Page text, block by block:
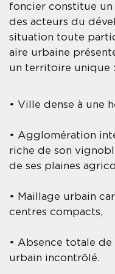
foncier constitue un
des acteurs du
situation toute
aire urbaine
un territoire unique :
• Ville dense à une
• Agglomération
riche de son
de ses plaines
• Maillage urbain
centres compacts,
• Absence totale de
urbain incontrôlé.